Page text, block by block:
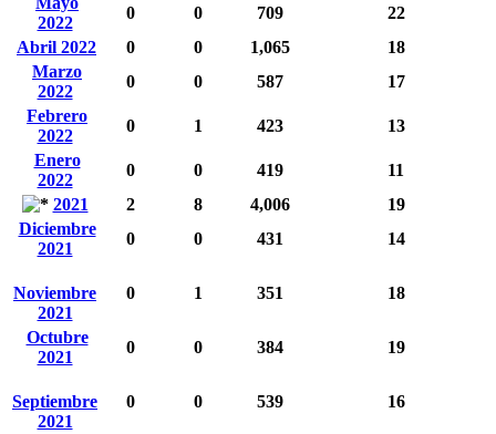
2022
0 0 709
22
Abril 2022
0 0 1,065
18
Marzo
2022
0 0 587
17
Febrero
2022
0 1 423
13
Enero
2022
0 0 419
11
2021
2 8 4,006
19
Diciembre
2021
0 0 431 14
Noviembre
2021
0 1 351 18
Octubre
2021
0 0 384 19
Septiembre
2021
0 0 539 16